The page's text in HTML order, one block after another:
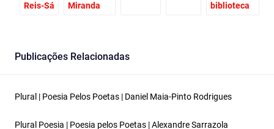
Reis-Sá
Miranda
biblioteca
Publicações Relacionadas
Plural | Poesia Pelos Poetas | Daniel Maia-Pinto Rodrigues
Plural Poesia | Poesia pelos Poetas | Alexandre Sarrazola